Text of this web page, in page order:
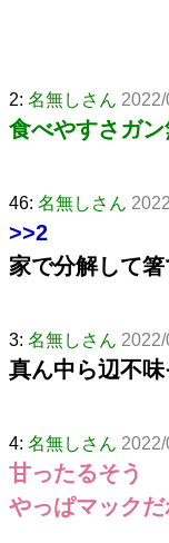
2: 名無しさん
食べやすさガ
46: 名無しさん
>>2
家で分解して
3: 名無しさん
真ん中ら辺不味
4: 名無しさん
甘ったるそう
やっぱマックだ